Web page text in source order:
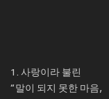
1. 사랑이라 불린
“말이 되지 못한 마음,